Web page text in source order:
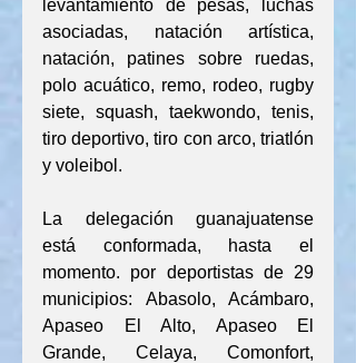
levantamiento de pesas, luchas
asociadas, natación artística,
natación, patines sobre ruedas,
polo acuático, remo, rodeo, rugby
siete, squash, taekwondo, tenis,
tiro deportivo, tiro con arco, triatlón
y voleibol.
La delegación guanajuatense
está conformada, hasta el
momento. por deportistas de 29
municipios: Abasolo, Acámbaro,
Apaseo El Alto, Apaseo El
Grande, Celaya, Comonfort,